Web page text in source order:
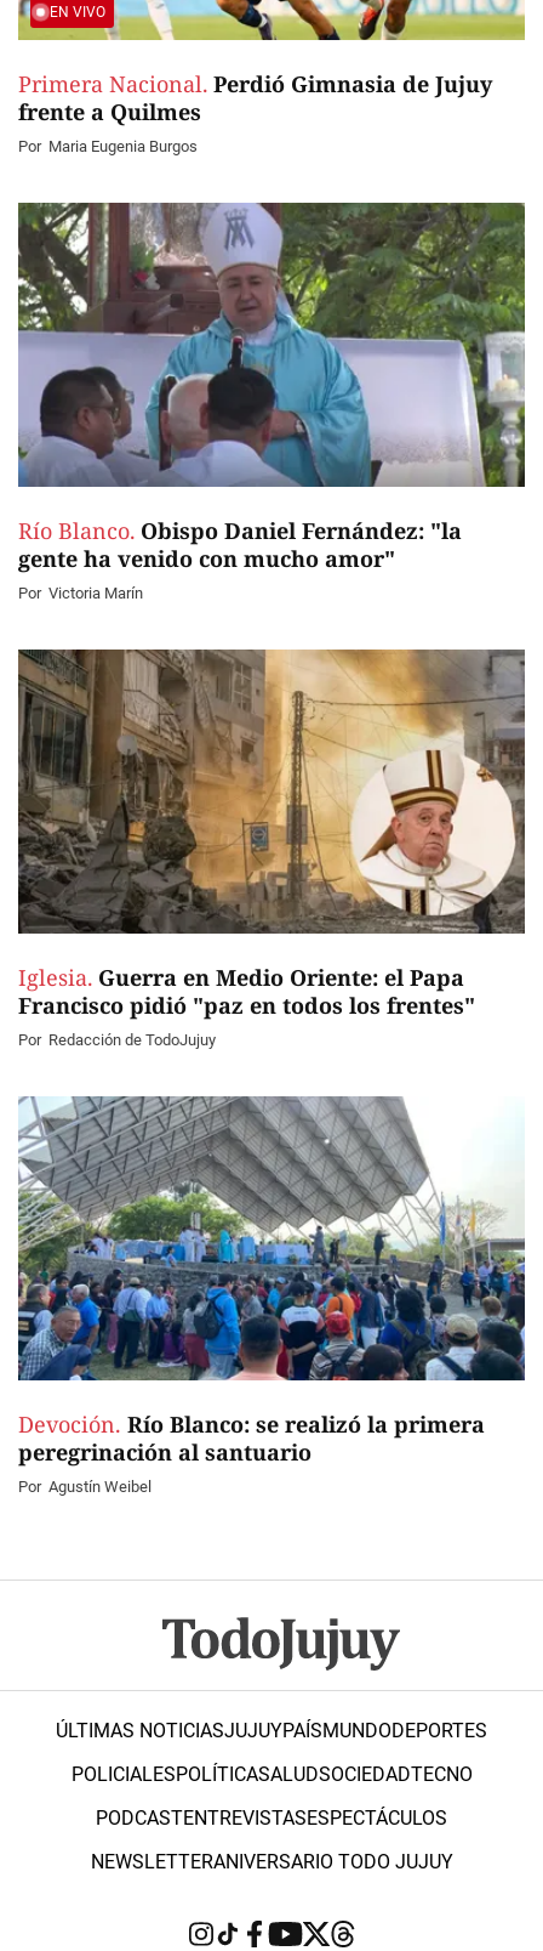
EN VIVO
Primera Nacional. Perdió Gimnasia de Jujuy
frente a Quilmes
Por Maria Eugenia Burgos
Río Blanco. Obispo Daniel Fernández: "la
gente ha venido con mucho amor"
Por Victoria Marín
Iglesia. Guerra en Medio Oriente: el Papa
Francisco pidió "paz en todos los frentes"
Por Redacción de TodoJujuy
Devoción. Río Blanco: se realizó la primera
peregrinación al santuario
Por Agustín Weibel
ÚLTIMAS NOTICIASJUJUYPAÍSMUNDODEPORTES
POLICIALESPOLÍTICASALUDSOCIEDADTECNO
PODCASTENTREVISTASESPECTÁCULOS
NEWSLETTERANIVERSARIO TODO JUJUY